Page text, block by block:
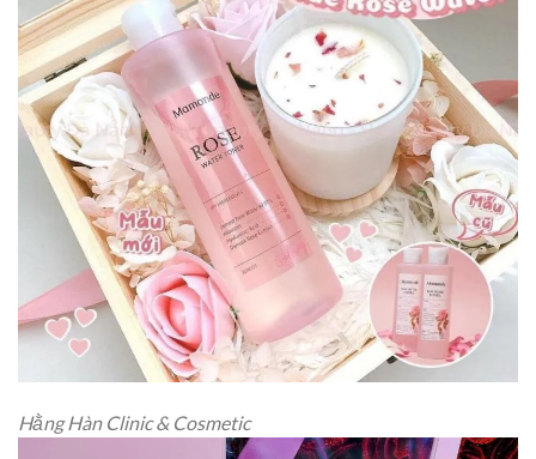
Hằng Hàn Clinic & Cosmetic